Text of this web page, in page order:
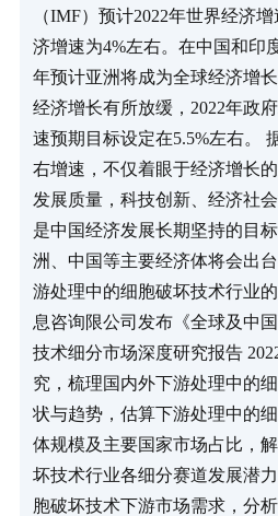
（IMF）预计2022年世界经济
济增速为4%左右。在中国和印
年预计亚洲将成为全球经济增
经济增长有所放缓，2022年政
速预期目标设定在5.5%左右。
右增速，不仅着眼于经济增长
发展质量，科技创新、经济社
是中国经济发展长期坚持的目
洲、中国等主要经济体将会出
游处理中的细胞破坏技术行业
息咨询限公司发布《全球及中
技术细分市场深度研究报告
究，梳理国内外下游处理中的
状与趋势，估算下游处理中的
体规模及主要国家市场占比，
坏技术行业各细分赛道发展潜
胞破坏技术下游市场需求，分